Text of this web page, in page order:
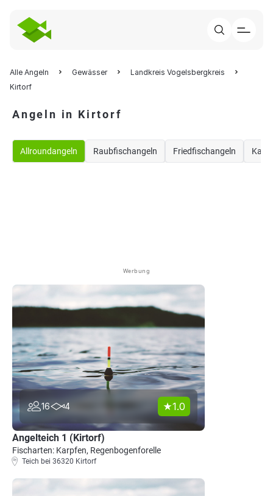
Alle Angeln Gewässer
Landkreis Vogelsbergkreis
Kirtorf
Angeln in Kirtorf
Allroundangeln Raubfischangeln Friedfischangeln
Werbung
16 4 1.0
Angelteich 1 (Kirtorf)
Fischarten: Karpfen, Regenbogenforelle
Teich bei 36320 Kirtorf